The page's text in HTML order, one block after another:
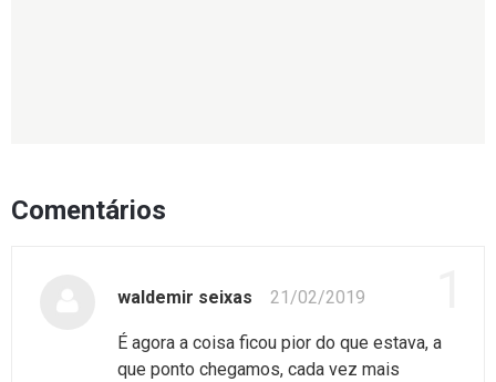
Comentários
waldemir seixas 21/02/2019
É agora a coisa ficou pior do que estava, a
que ponto chegamos, cada vez mais